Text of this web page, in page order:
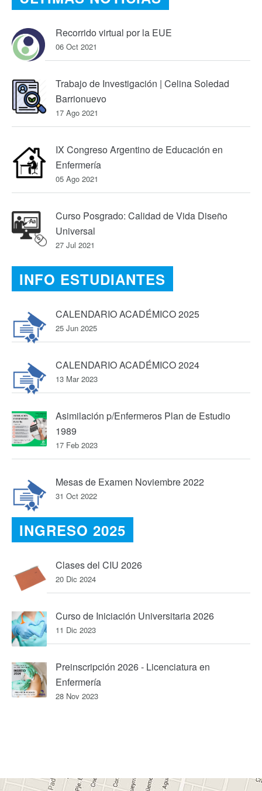
Recorrido virtual por la EUE
06 Oct 2021
Trabajo de Investigación | Celina Soledad
Barrionuevo
17 Ago 2021
IX Congreso Argentino de Educación en
Enfermería
05 Ago 2021
Curso Posgrado: Calidad de Vida Diseño
Universal
27 Jul 2021
INFO ESTUDIANTES
CALENDARIO ACADÉMICO 2025
25 Jun 2025
CALENDARIO ACADÉMICO 2024
13 Mar 2023
Asimilación p/Enfermeros Plan de Estudio
1989
17 Feb 2023
Mesas de Examen Noviembre 2022
31 Oct 2022
INGRESO 2025
Clases del CIU 2026
20 Dic 2024
Curso de Iniciación Universitaria 2026
11 Dic 2023
Preinscripción 2026 - Licenciatura en
Enfermería
28 Nov 2023